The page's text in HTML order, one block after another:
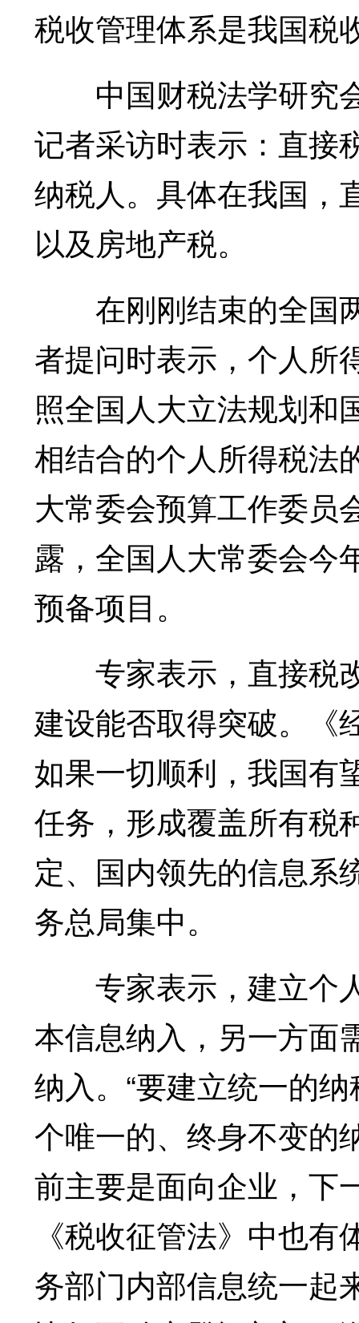
税收管理体系是我国税
中国财税法学研究
记者采访时表示：直接
纳税人。具体在我国，
以及房地产税。
在刚刚结束的全国
者提问时表示，个人所
照全国人大立法规划和
相结合的个人所得税法
大常委会预算工作委员
露，全国人大常委会今
预备项目。
专家表示，直接税
建设能否取得突破。《
如果一切顺利，我国有
任务，形成覆盖所有税
定、国内领先的信息系
务总局集中。
专家表示，建立个
本信息纳入，另一方面
纳入。“要建立统一的
个唯一的、终身不变的
前主要是面向企业，下
《税收征管法》中也
务部门内部信息统一起